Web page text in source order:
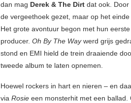
dan mag Derek & The Dirt dat ook. Door
de vergeethoek gezet, maar op het
Het grote avontuur begon met hun
producer. Oh By The Waywerd grijs
stond en EMI hield de trein draaiende
tweede album te laten opnemen.
Hoewel rockers in hart en nieren – en
via Rosie een monsterhit met een